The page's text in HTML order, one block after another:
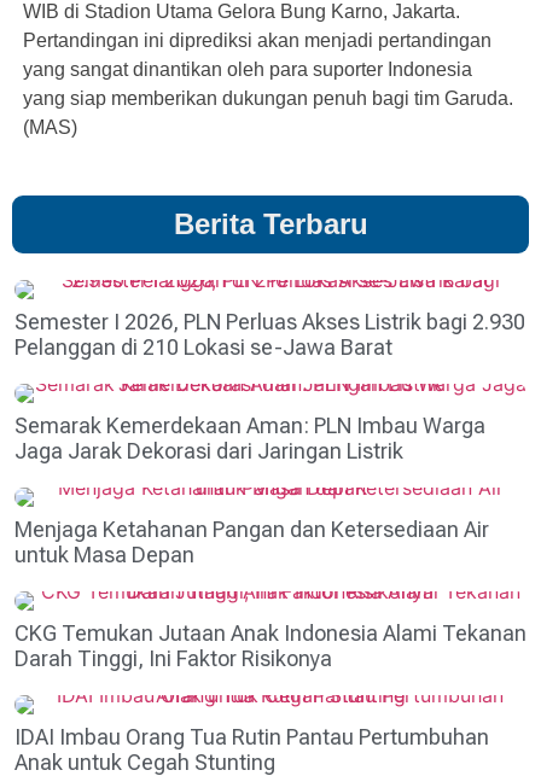
WIB di Stadion Utama Gelora Bung Karno, Jakarta.
Pertandingan ini diprediksi akan menjadi pertandingan
yang sangat dinantikan oleh para suporter Indonesia
yang siap memberikan dukungan penuh bagi tim Garuda.
(MAS)
Berita Terbaru
Semester I 2026, PLN Perluas Akses Listrik bagi 2.930
Pelanggan di 210 Lokasi se-Jawa Barat
Semarak Kemerdekaan Aman: PLN Imbau Warga
Jaga Jarak Dekorasi dari Jaringan Listrik
Menjaga Ketahanan Pangan dan Ketersediaan Air
untuk Masa Depan
CKG Temukan Jutaan Anak Indonesia Alami Tekanan
Darah Tinggi, Ini Faktor Risikonya
IDAI Imbau Orang Tua Rutin Pantau Pertumbuhan
Anak untuk Cegah Stunting